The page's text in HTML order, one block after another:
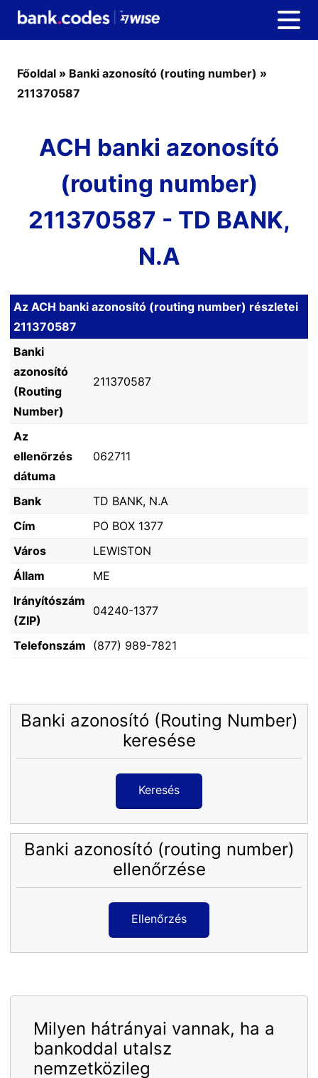
Főoldal » Banki azonosító (routing number) »
211370587
ACH banki azonosító
(routing number)
211370587 - TD BANK,
N.A
Az ACH banki azonosító (routing number) részletei
211370587
Banki
azonosító
(Routing
Number)
211370587
Az
ellenőrzés
dátuma
062711
Bank
TD BANK, N.A
Cím
PO BOX 1377
Város
LEWISTON
Állam
ME
Irányítószám
(ZIP)
04240-1377
Telefonszám (877) 989-7821
Banki azonosító (Routing Number)
keresése
Keresés
Banki azonosító (routing number)
ellenőrzése
Ellenőrzés
Milyen hátrányai vannak, ha a
bankoddal utalsz
nemzetközileg